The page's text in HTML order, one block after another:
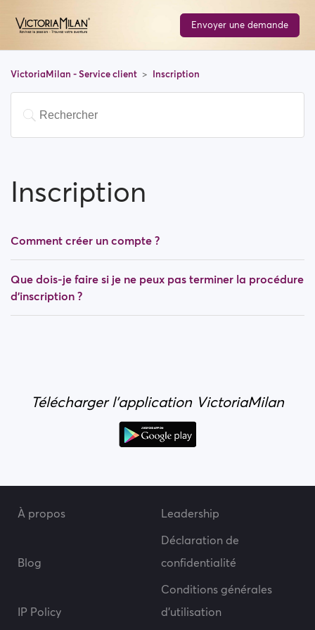
Envoyer une demande
VictoriaMilan - Service client Inscription
Inscription
Comment créer un compte ?
Que dois-je faire si je ne peux pas terminer la procédure
d’inscription ?
Télécharger l'application VictoriaMilan
À propos Leadership
Blog
Déclaration de
confidentialité
IP Policy
Conditions générales
d’utilisation